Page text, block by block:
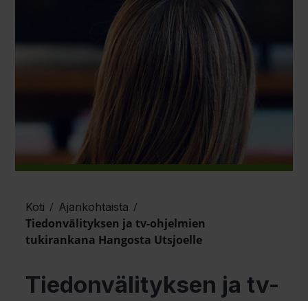
Koti / Ajankohtaista /
Tiedonvälityksen ja tv-ohjelmien
tukirankana Hangosta Utsjoelle
Tiedonvälityksen ja tv-